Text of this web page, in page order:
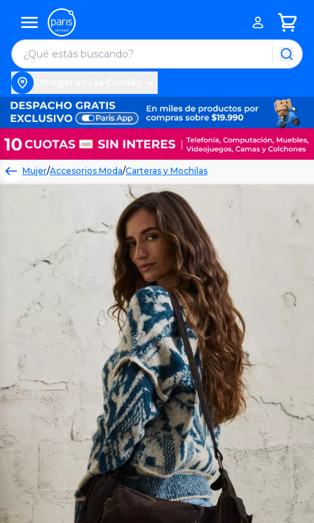
Mujer/Accesorios Moda/Carteras y Mochilas